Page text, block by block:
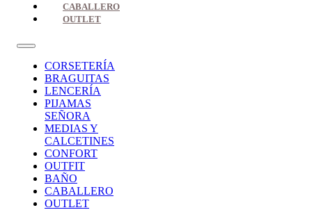
CABALLERO
OUTLET
CORSETERÍA
BRAGUITAS
LENCERÍA
PIJAMAS
SEÑORA
MEDIAS Y
CALCETINES
CONFORT
OUTFIT
BAÑO
CABALLERO
OUTLET